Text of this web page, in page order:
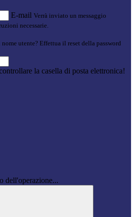
E-mail Verrà inviato un messaggio
necessarie.
utente? Effettua il reset della password
la casella di posta elettronica!
dell'operazione...